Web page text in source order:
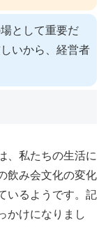
として重要だ
いから、経営者
、私たちの生活に
飲み会文化の変化
いるようです。記
かけになりまし